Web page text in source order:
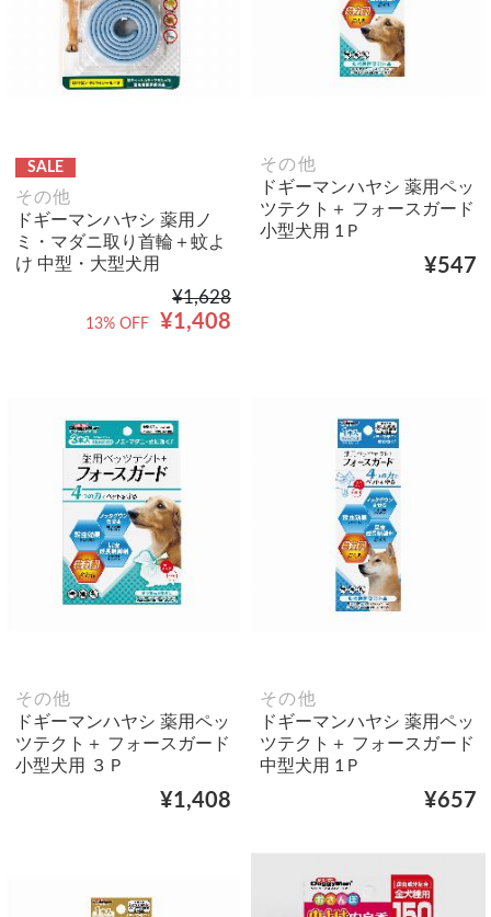
SALE
その他
ドギーマンハヤシ 薬用ノ
ミ・マダニ取り首輪＋蚊よ
け 中型・大型犬用
¥1,628
¥1,408
13% OFF
その他
ドギーマンハヤシ 薬用ペッ
ツテクト＋ フォースガード
小型犬用 1Ｐ
¥547
その他
ドギーマンハヤシ 薬用ペッ
ツテクト＋ フォースガード
小型犬用 ３Ｐ
¥1,408
その他
ドギーマンハヤシ 薬用ペッ
ツテクト＋ フォースガード
中型犬用 1Ｐ
¥657